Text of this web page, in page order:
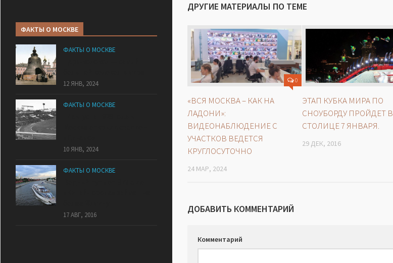
ДРУГИЕ МАТЕРИАЛЫ ПО ТЕМЕ
0
«ВСЯ МОСКВА – КАК НА
ЛАДОНИ»:
ВИДЕОНАБЛЮДЕНИЕ С
УЧАСТКОВ ВЕДЕТСЯ
КРУГЛОСУТОЧНО
24 МАР, 2024
ЭТАП КУБКА МИРА ПО
СНОУБОРДУ ПРОЙДЕТ В
СТОЛИЦЕ 7 ЯНВАРЯ.
29 ДЕК, 2016
ДОБАВИТЬ КОММЕНТАРИЙ
Комментарий
ФАКТЫ О МОСКВЕ
ФАКТЫ О МОСКВЕ
12 ЯНВ, 2024
ФАКТЫ О МОСКВЕ
10 ЯНВ, 2024
ФАКТЫ О МОСКВЕ
17 АВГ, 2016